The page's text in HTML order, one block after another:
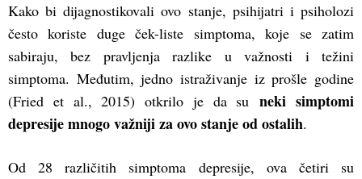
Kako bi dijagnostikovali ovo stanje, psihijatri i psiholozi
često koriste duge ček-liste simptoma, koje se zatim
sabiraju, bez pravljenja razlike u važnosti i težini
simptoma. Međutim, jedno istraživanje iz prošle godine
(Fried et al., 2015) otkrilo je da suneki simptomi
depresije mnogo važniji za ovo stanje od ostalih.
Od 28 različitih simptoma depresije, ova četiri su